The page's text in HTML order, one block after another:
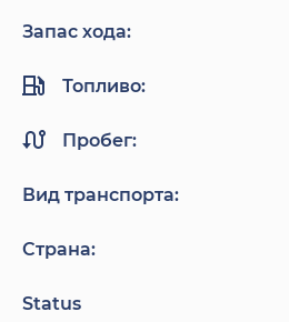
Запас хода:
Топливо:
Пробег:
Вид транспорта:
Страна:
Status